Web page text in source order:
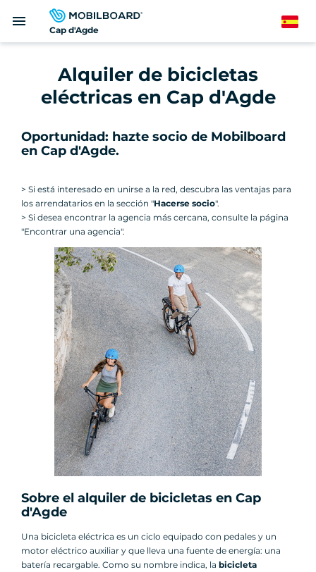
Cap d'Agde
menu Spanish
Alquiler de bicicletas
eléctricas en Cap d'Agde
Oportunidad: hazte socio de Mobilboard
en Cap d'Agde.
> Si está interesado en unirse a la red, descubra las ventajas para
los arrendatarios en la sección "Hacerse socio".
> Si desea encontrar la agencia más cercana, consulte la página
"Encontrar una agencia".
Sobre el alquiler de bicicletas en Cap
d'Agde
Una bicicleta eléctrica es un ciclo equipado con pedales y un
motor eléctrico auxiliar y que lleva una fuente de energía: una
batería recargable. Como su nombre indica, la bicicleta